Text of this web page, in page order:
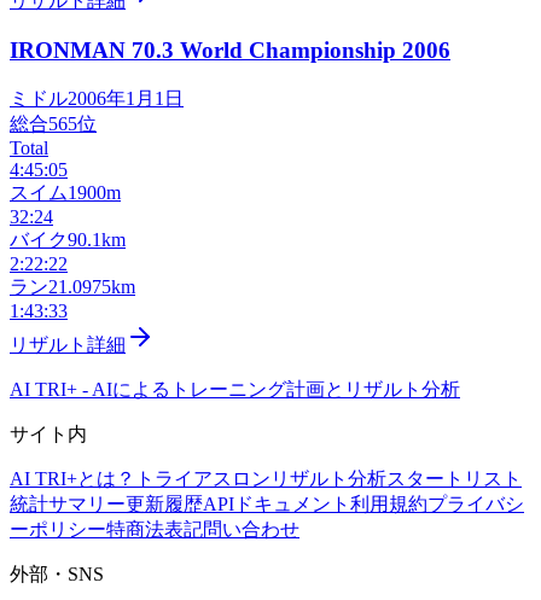
IRONMAN 70.3 World Championship 2006
ミドル2006年1月1日
総合565位
Total
4:45:05
スイム1900m
32:24
バイク90.1km
2:22:22
ラン21.0975km
1:43:33
リザルト詳細
AI TRI+ - AIによるトレーニング計画とリザルト分析
サイト内
AI TRI+とは？ トライアスロンリザルト分析スタートリスト
統計サマリー更新履歴APIドキュメント 利用規約プライバシ
ーポリシー特商法表記問い合わせ
外部・SNS